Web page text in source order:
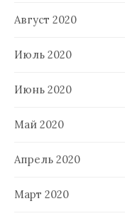
Август 2020
Июль 2020
Июнь 2020
Май 2020
Апрель 2020
Март 2020